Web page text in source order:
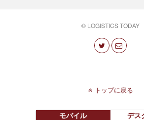
© LOGISTICS TODAY
トップに戻る
モバイル デス